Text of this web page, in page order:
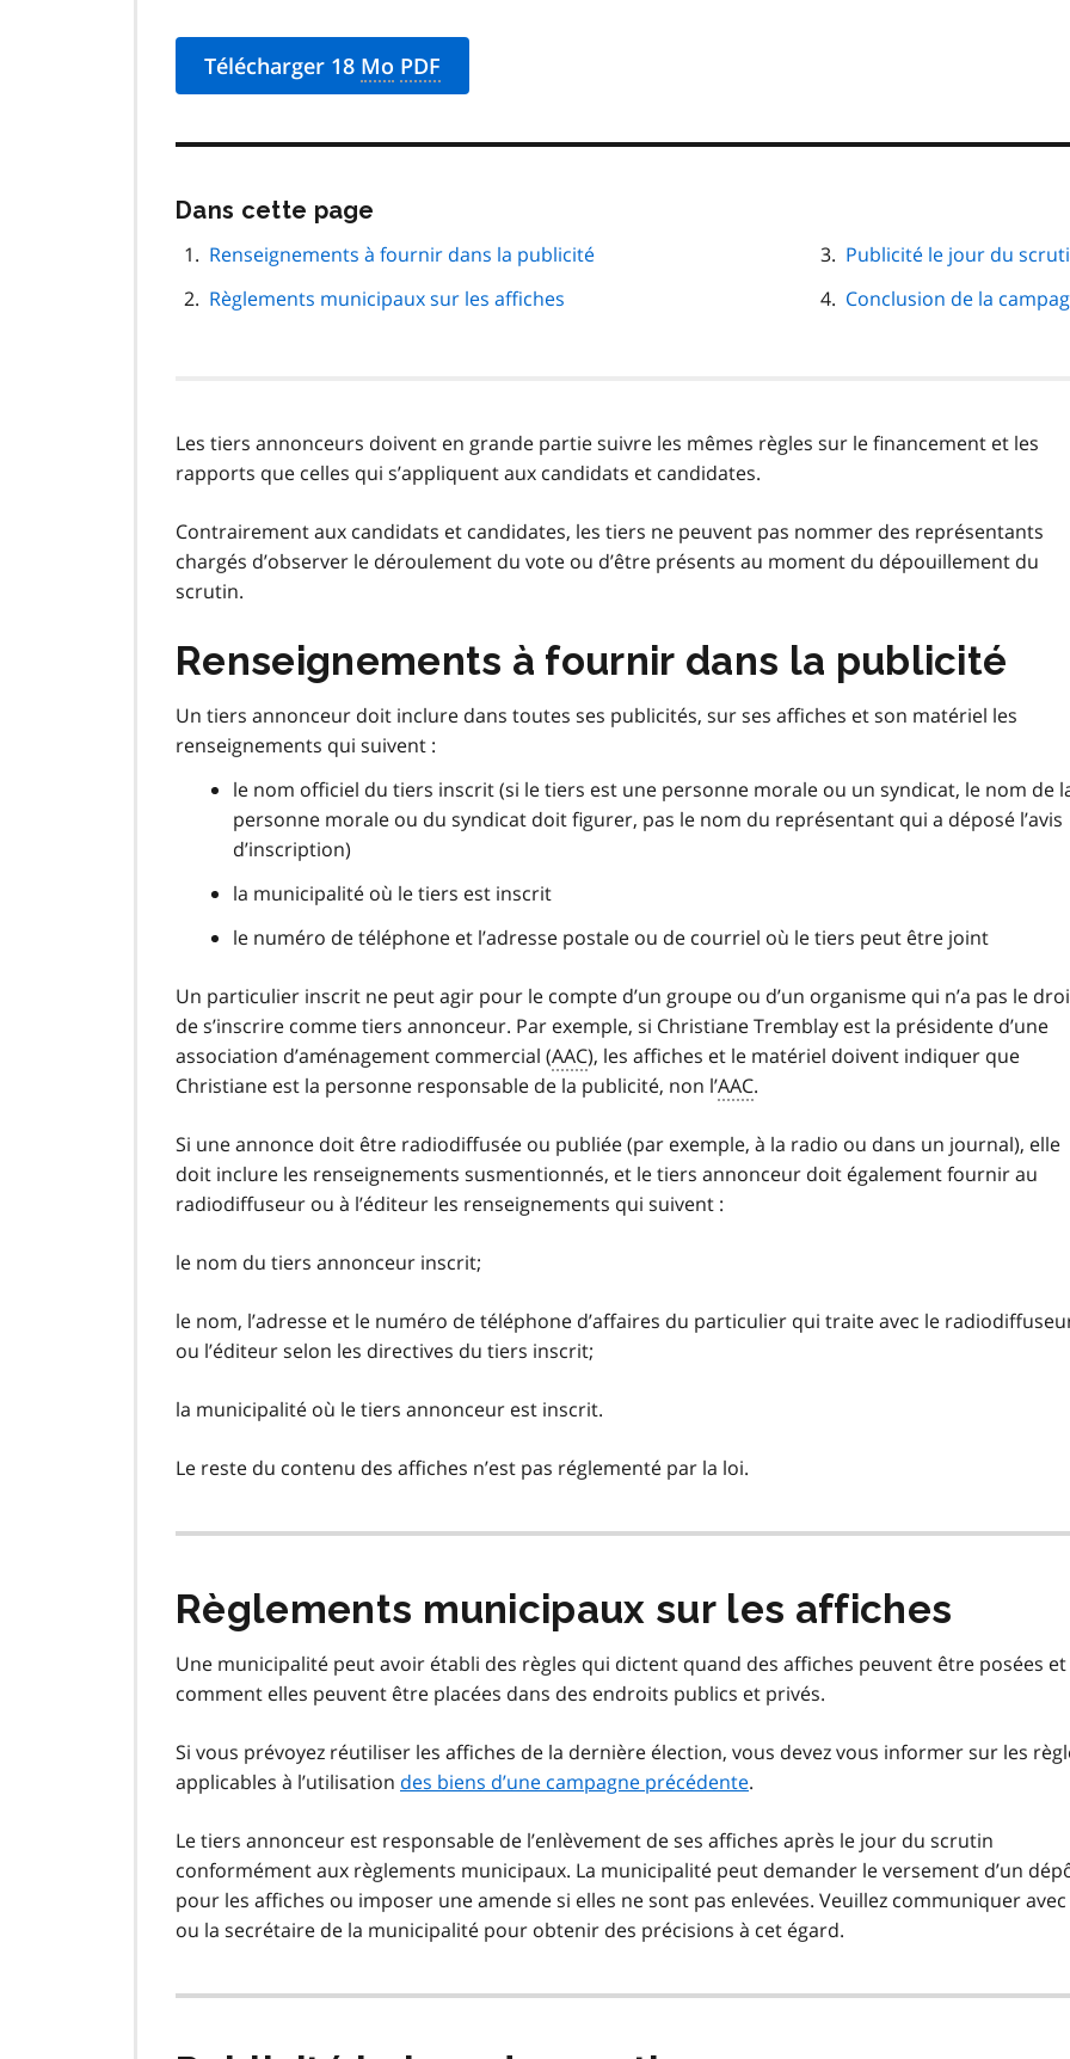
Télécharger 18 Mo PDF
Dans cette page
navigation
page
Renseignements à fournir dans la publicité
Règlements municipaux sur les affiches
Publicité le jour du
Conclusion de la
Les tiers annonceurs doivent en grande partie suivre les mêmes règles sur le financement et les
rapports que celles qui s’appliquent aux candidats et candidates.
Contrairement aux candidats et candidates, les tiers ne peuvent pas nommer des représentants
chargés d’observer le déroulement du vote ou d’être présents au moment du dépouillement du
scrutin.
Renseignements à fournir dans la publicité
Un tiers annonceur doit inclure dans toutes ses publicités, sur ses affiches et son matériel les
renseignements qui suivent :
le nom officiel du tiers inscrit (si le tiers est une personne morale ou un syndicat, le nom de
personne morale ou du syndicat doit figurer, pas le nom du représentant qui a déposé l’avis
d’inscription)
la municipalité où le tiers est inscrit
le numéro de téléphone et l’adresse postale ou de courriel où le tiers peut être joint
Un particulier inscrit ne peut agir pour le compte d’un groupe ou d’un organisme qui n’a pas le
de s’inscrire comme tiers annonceur. Par exemple, si Christiane Tremblay est la présidente d’une
association d’aménagement commercial (AAC), les affiches et le matériel doivent indiquer que
Christiane est la personne responsable de la publicité, non l’AAC.
Si une annonce doit être radiodiffusée ou publiée (par exemple, à la radio ou dans un journal), elle
doit inclure les renseignements susmentionnés, et le tiers annonceur doit également fournir au
radiodiffuseur ou à l’éditeur les renseignements qui suivent :
le nom du tiers annonceur inscrit;
le nom, l’adresse et le numéro de téléphone d’affaires du particulier qui traite avec le
ou l’éditeur selon les directives du tiers inscrit;
la municipalité où le tiers annonceur est inscrit.
Le reste du contenu des affiches n’est pas réglementé par la loi.
Règlements municipaux sur les affiches
Une municipalité peut avoir établi des règles qui dictent quand des affiches peuvent être posées et
comment elles peuvent être placées dans des endroits publics et privés.
Si vous prévoyez réutiliser les affiches de la dernière élection, vous devez vous informer sur les
applicables à l’utilisation des biens d’une campagne précédente.
Le tiers annonceur est responsable de l’enlèvement de ses affiches après le jour du scrutin
conformément aux règlements municipaux. La municipalité peut demander le versement d’un
pour les affiches ou imposer une amende si elles ne sont pas enlevées. Veuillez communiquer
ou la secrétaire de la municipalité pour obtenir des précisions à cet égard.